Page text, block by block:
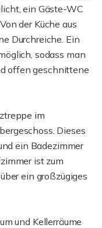
ein Gäste-WC
der Küche aus
Durchreiche. Ein
sodass man
offen geschnittene
im
Dieses
ein Badezimmer
ist zum
ein großzügiges
und Kellerräume